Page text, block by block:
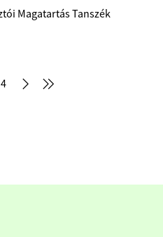
Magatartás Tanszék
4